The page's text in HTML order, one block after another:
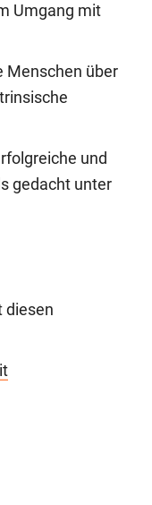
Umgang mit
Menschen über
und
gedacht unter
diesen